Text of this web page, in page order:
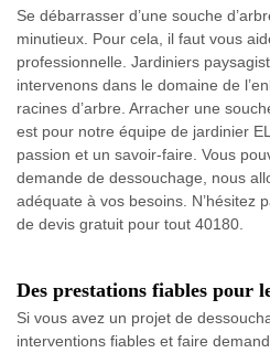
Se débarrasser d’une souche
minutieux. Pour cela, il faut vous
professionnelle. Jardiniers
intervenons dans le domaine de
racines d’arbre. Arracher une
est pour notre équipe de jardinier
passion et un savoir-faire. Vous
demande de dessouchage, nous
adéquate à vos besoins. N’hésitez
de devis gratuit pour tout 40180.
Des prestations fiables pour
Si vous avez un projet de
interventions fiables et faire